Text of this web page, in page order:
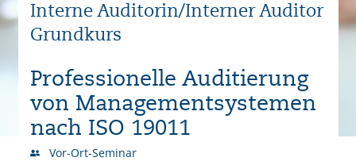
Interne Auditorin/Interner Auditor
Grundkurs
Professionelle Auditierung
von Managementsystemen
nach ISO 19011
Vor-Ort-Seminar